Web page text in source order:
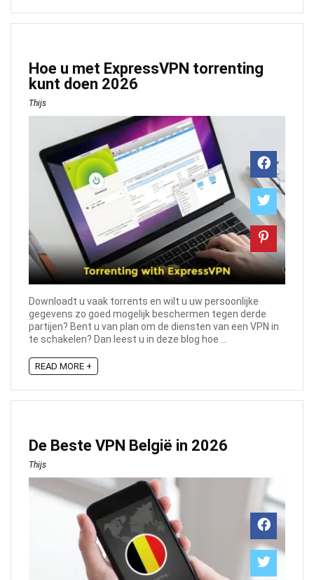
Hoe u met ExpressVPN torrenting
kunt doen 2026
Thijs
Downloadt u vaak torrents en wilt u uw persoonlijke
gegevens zo goed mogelijk beschermen tegen derde
partijen? Bent u van plan om de diensten van een VPN in
te schakelen? Dan leest u in deze blog hoe ...
READ MORE +
De Beste VPN België in 2026
Thijs